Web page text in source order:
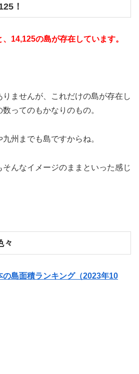
！
14,125の島が存在しています。
りませんが、これだけの島が存在し
ってのもかなりのもの。
州までも島ですからね。
んなイメージのままといった感じ
々
の島面積ランキング（2023年10